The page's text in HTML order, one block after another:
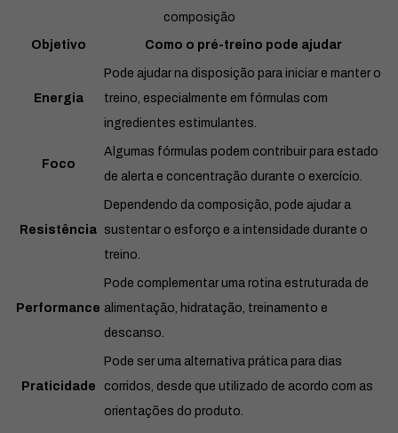
composição
Objetivo Como o pré-treino pode ajudar
Energia
Pode ajudar na disposição para iniciar e manter o
treino, especialmente em fórmulas com
ingredientes estimulantes.
Foco
Algumas fórmulas podem contribuir para estado
de alerta e concentração durante o exercício.
Resistência
Dependendo da composição, pode ajudar a
sustentar o esforço e a intensidade durante o
treino.
Performance
Pode complementar uma rotina estruturada de
alimentação, hidratação, treinamento e
descanso.
Praticidade
Pode ser uma alternativa prática para dias
corridos, desde que utilizado de acordo com as
orientações do produto.